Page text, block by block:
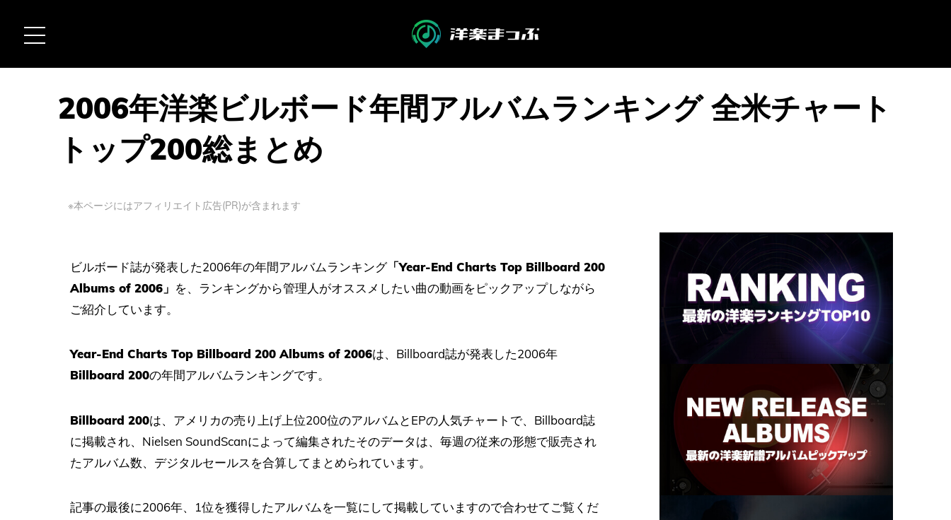
2006年洋楽ビルボード年間アルバムランキング 全米チャート
トップ200総まとめ
※本ページにはアフィリエイト広告(PR)が含まれます
ビルボード誌が発表した2006年の年間アルバムランキング「Year-End Charts Top Billboard 200
Albums of 2006」 を、ランキングから管理人がオススメしたい曲の動画をピックアップしながら
ご紹介しています。
Year-End Charts Top Billboard 200 Albums of 2006は、Billboard誌が発表した2006年
Billboard 200の年間アルバムランキングです。
Billboard 200は、アメリカの売り上げ上位200位のアルバムとEPの人気チャートで、Billboard誌
に掲載され、Nielsen SoundScanによって編集されたそのデータは、毎週の従来の形態で販売され
たアルバム数、デジタルセールスを合算してまとめられています。
記事の最後に2006年、1位を獲得したアルバムを一覧にして掲載していますので合わせてご覧くだ